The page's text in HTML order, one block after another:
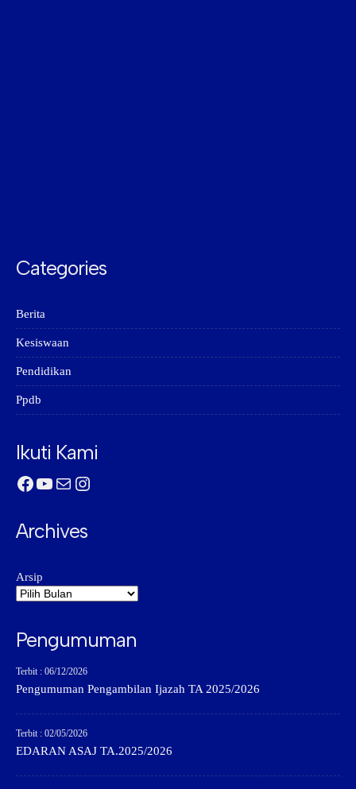
Categories
Berita
Kesiswaan
Pendidikan
Ppdb
Ikuti Kami
Facebook
YouTube
MailInstagram
Archives
Arsip
Pengumuman
Terbit : 06/12/2026
Pengumuman Pengambilan Ijazah TA 2025/2026
Terbit : 02/05/2026
EDARAN ASAJ TA.2025/2026